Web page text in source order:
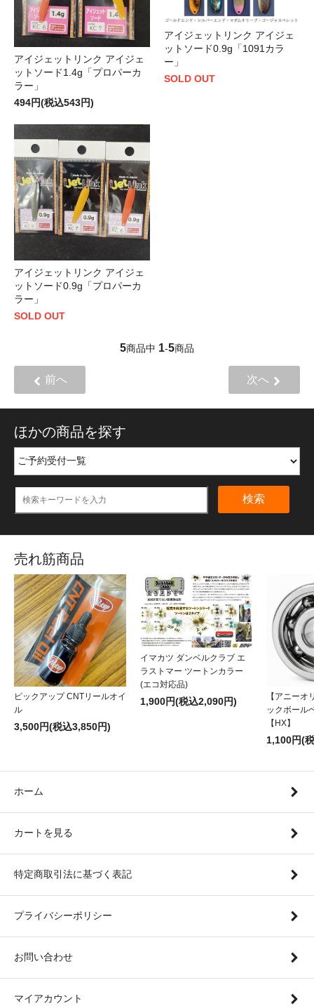
アイジェットリンク アイジェ
ットソード1.4g「プロパーカ
ラー」
494円(税込543円)
アイジェットリンク アイジェ
ットソード0.9g「1091カラ
ー」
SOLD OUT
アイジェットリンク アイジェ
ットソード0.9g「プロパーカ
ラー」
SOLD OUT
5商品中 1-5商品
前へ 次へ
ほかの商品を探す
検索
売れ筋商品
ピックアップ CNTリールオイ
ル
3,500円(税込3,850円)
イマカツ ダンベルクラブ エ
ラストマー ツートンカラー
(エコ対応品)
1,900円(税込2,090円)
【アニーオ
ックボール
【HX】
1,100円(
ホーム
カートを見る
特定商取引法に基づく表記
プライバシーポリシー
お問い合わせ
マイアカウント